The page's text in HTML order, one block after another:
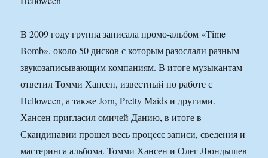
В 2009 году группа записала промо-альбом «Time
Bomb», около 50 дисков с которым разослали разным
звукозаписывающим компаниям. В итоге музыкантам
ответил Томми Хансен, известный по работе с
Helloween, а также Jorn, Pretty Maids и другими.
Хансен пригласил омичей Данию, в итоге в
Скандинавии прошел весь процесс записи, сведения и
мастеринга альбома. Томми Хансен и Олег Люндышев